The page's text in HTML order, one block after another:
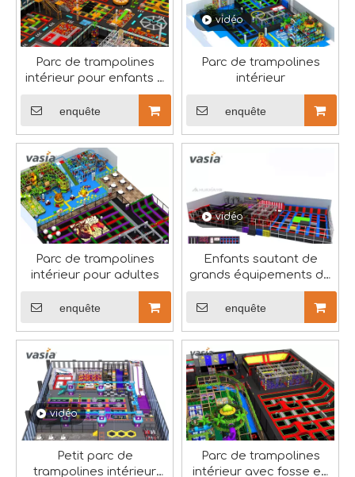
Dans la tapisserie vibrante de la culture chinoise, le
Parc de trampolines
intérieur pour enfants à
enquête
vidéo
Parc de trampolines
intérieur
enquête
Parc de trampolines
intérieur pour adultes
enquête
vidéo
Enfants sautant de
grands équipements de
parc de trampolines
intérieurs
enquête
vidéo
Petit parc de
trampolines intérieur
Parc de trampolines
intérieur avec fosse en